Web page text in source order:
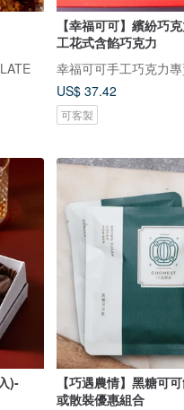
【幸福可可】繽紛巧
工花式含餡巧克力
幸福可可手工巧克力
US$ 37.42
可客製
)-
【巧遇農情】黑糖可
或散裝優惠組合